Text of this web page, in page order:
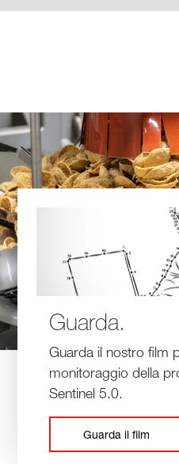
Guarda.
Guarda il nostro film
monitoraggio della
Sentinel 5.0.
Guarda il film